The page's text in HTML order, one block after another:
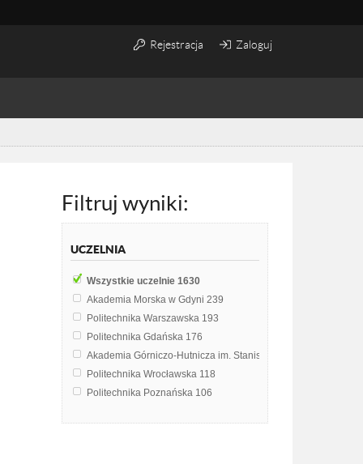
Rejestracja Zaloguj
Filtruj wyniki:
UCZELNIA
Wszystkie uczelnie 1630
Akademia Morska w Gdyni 239
Politechnika Warszawska 193
Politechnika Gdańska 176
Akademia Górniczo-Hutnicza im. Stanisława Staszica w
Politechnika Wrocławska 118
Politechnika Poznańska 106
99